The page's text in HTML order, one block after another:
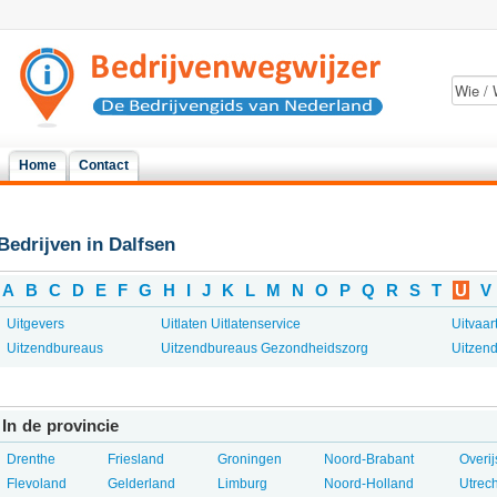
Home Contact
in Dalfsen
A B C D E F G H I J K L M N O P Q R S T U V
Uitgevers
Uitzendbureaus
Uitlaten Uitlatenservice
Uitzendbureaus Gezondheidszorg
In de provincie
Drenthe
Flevoland
Friesland
Gelderland
Groningen
Limburg
Noord-Brabant
Noord-Holland